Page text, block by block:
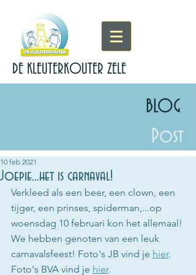
DE KLEUTERKOUTER ZELE
BLOG
Post
Joepie...het is carnaval!
10 feb 2021
Verkleed als een beer, een clown, een
tijger, een prinses, spiderman,...op
woensdag 10 februari kon het allemaal!
We hebben genoten van een leuk
carnavalsfeest! Foto's JB vind je hier.
Foto's BVA vind je hier.